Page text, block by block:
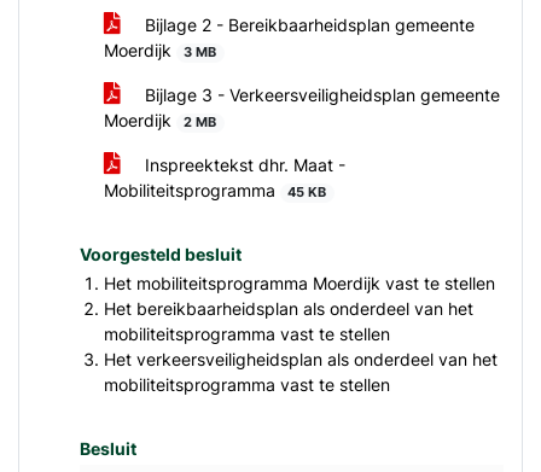
Bijlage 2 - Bereikbaarheidsplan gemeente
Moerdijk
3 MB
Bijlage 3 - Verkeersveiligheidsplan gemeente
Moerdijk
2 MB
Inspreektekst dhr. Maat -
Mobiliteitsprogramma
45 KB
Voorgesteld besluit
Het mobiliteitsprogramma Moerdijk vast te stellen
Het bereikbaarheidsplan als onderdeel van het
mobiliteitsprogramma vast te stellen
Het verkeersveiligheidsplan als onderdeel van het
mobiliteitsprogramma vast te stellen
Besluit